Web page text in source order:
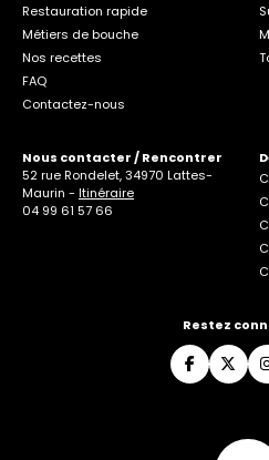
Restauration rapide
Métiers de bouche
Nos recettes
FAQ
Contactez-nous
Nous contacter / Rencontrer
52 rue Rondelet, 34970 Lattes-
Maurin - Itinéraire
04 99 61 57 66
Restez